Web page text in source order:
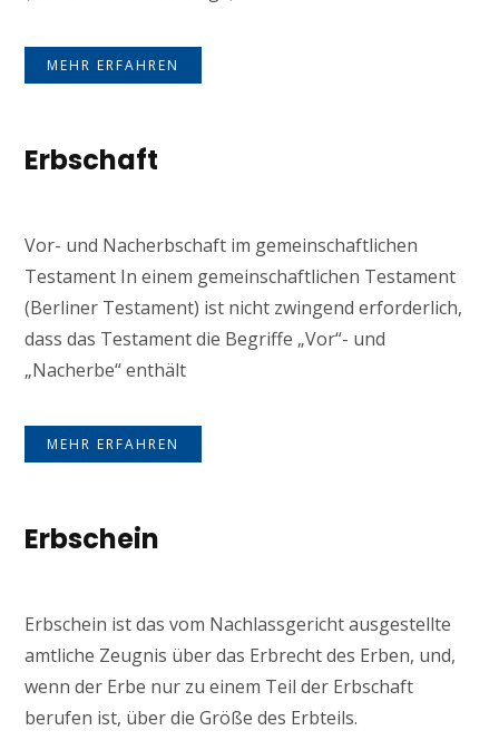
MEHR ERFAHREN
Erbschaft
Vor- und Nacherbschaft im gemeinschaftlichen
Testament In einem gemeinschaftlichen Testament
(Berliner Testament) ist nicht zwingend erforderlich,
dass das Testament die Begriffe „Vor“- und
„Nacherbe“ enthält
MEHR ERFAHREN
Erbschein
Erbschein ist das vom Nachlassgericht ausgestellte
amtliche Zeugnis über das Erbrecht des Erben, und,
wenn der Erbe nur zu einem Teil der Erbschaft
berufen ist, über die Größe des Erbteils.